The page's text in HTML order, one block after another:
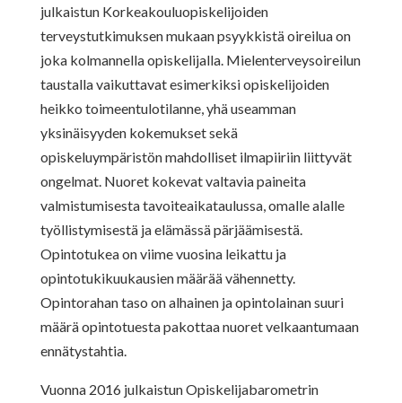
julkaistun Korkeakouluopiskelijoiden
terveystutkimuksen mukaan psyykkistä oireilua on
joka kolmannella opiskelijalla. Mielenterveysoireilun
taustalla vaikuttavat esimerkiksi opiskelijoiden
heikko toimeentulotilanne, yhä useamman
yksinäisyyden kokemukset sekä
opiskeluympäristön mahdolliset ilmapiiriin liittyvät
ongelmat. Nuoret kokevat valtavia paineita
valmistumisesta tavoiteaikataulussa, omalle alalle
työllistymisestä ja elämässä pärjäämisestä.
Opintotukea on viime vuosina leikattu ja
opintotukikuukausien määrää vähennetty.
Opintorahan taso on alhainen ja opintolainan suuri
määrä opintotuesta pakottaa nuoret velkaantumaan
ennätystahtia.
Vuonna 2016 julkaistun Opiskelijabarometrin